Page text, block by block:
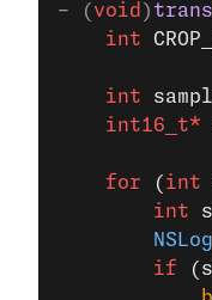
- ( void )
    int
    int
    int16_t*
    for
( int
        int
        NSLog
        if